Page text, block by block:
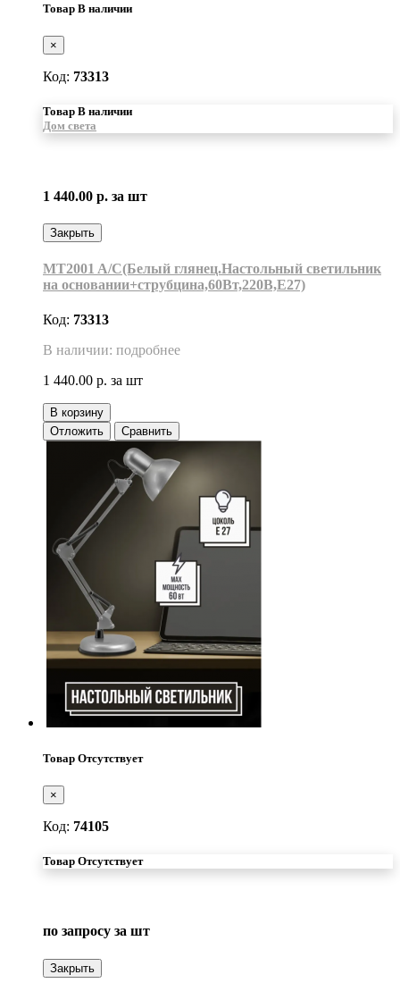
Товар В наличии
×
Код: 73313
Товар В наличии
Дом света
1 440.00 р. за шт
Закрыть
MT2001 A/C(Белый глянец.Настольный светильник
на основании+струбцина,60Вт,220В,Е27)
Код: 73313
В наличии: подробнее
1 440.00 р. за шт
В корзину
Отложить
Сравнить
Товар Отсутствует
×
Код: 74105
Товар Отсутствует
по запросу за шт
Закрыть